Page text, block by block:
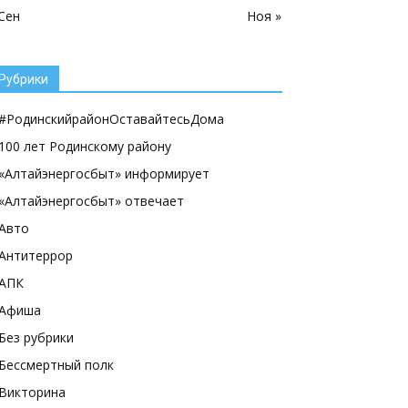
Ноя »
лет Родинскому району
информирует
отвечает
рубрики
полк